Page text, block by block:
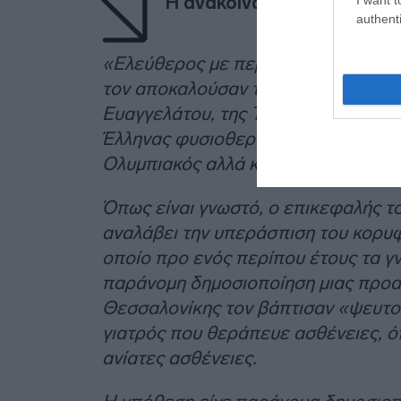
«Ελεύθερος με περιοριστικούς
τον αποκαλούσαν τα
Ευαγγελάτου, της Τατιάνας
Έλληνας φυσιοθεραπευτής Δ.Τ.,
Ολυμπιακός αλλά και κορυφαίων
Όπως είναι γνωστό, ο επικεφαλής
αναλάβει την υπεράσπιση του
οποίο προ ενός περίπου έτους τα
παράνομη δημοσιοποίηση μιας
Θεσσαλονίκης τον βάπτισαν
γιατρός που θεράπευε ασθένειες,
ανίατες ασθένειες.